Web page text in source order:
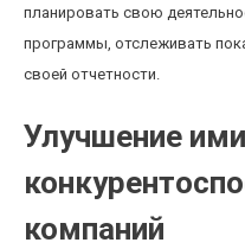
планировать свою
программы, отслеживать
своей отчетности.
Улучшение
компаний